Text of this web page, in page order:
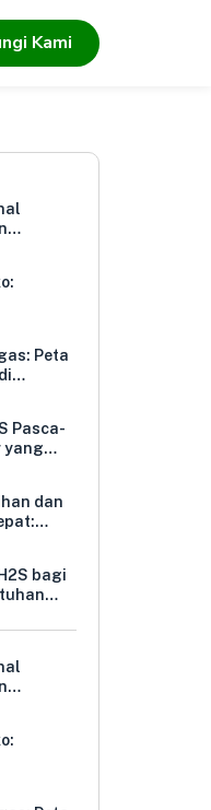
Kami
Peta
Pasca-
yang
dan
dan
bagi